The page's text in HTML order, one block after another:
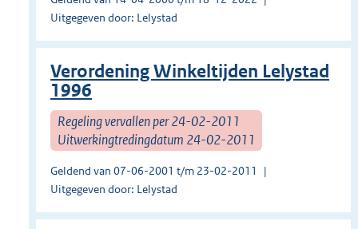
Uitgegeven door: Lelystad
Verordening Winkeltijden Lelystad
1996
Regeling vervallen per 24-02-2011
Uitwerkingtredingdatum 24-02-2011
Geldend van 07-06-2001 t/m 23-02-2011
Uitgegeven door: Lelystad